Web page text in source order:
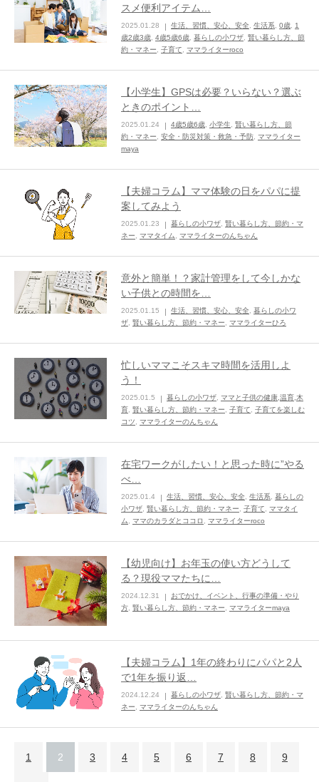
スメ便利アイテム…
2025.01.28 生活、習慣、安心、安全, 生活系, 0歳, 1
歳2歳3歳, 4歳5歳6歳, 暮らしの小ワザ, 賢い暮らし方、節
約・マネー, 子育て, ママライターroco
【小学生】GPSは必要？いらない？選ぶ
ときのポイント…
2025.01.24 4歳5歳6歳, 小学生, 賢い暮らし方、節
約・マネー, 安全・防災対策・救急・予防, ママライター
maya
【夫婦コラム】ママ体験の日をパパに提
案してみよう
2025.01.23 暮らしの小ワザ, 賢い暮らし方、節約・マ
ネー, ママタイム, ママライターのんちゃん
意外と簡単！？家計管理をして今しかな
い子供との時間を…
2025.01.15 生活、習慣、安心、安全, 暮らしの小ワ
ザ, 賢い暮らし方、節約・マネー, ママライターひろ
忙しいママこそスキマ時間を活用しよ
う！
2025.01.5 暮らしの小ワザ, ママと子供の健康,温育,木
育, 賢い暮らし方、節約・マネー, 子育て, 子育てを楽しむ
コツ, ママライターのんちゃん
在宅ワークがしたい！と思った時に”やる
べ…
2025.01.4 生活、習慣、安心、安全, 生活系, 暮らしの
小ワザ, 賢い暮らし方、節約・マネー, 子育て, ママタイ
ム, ママのカラダとココロ , ママライターroco
【幼児向け】お年玉の使い方どうして
る？現役ママたちに…
2024.12.31
おでかけ、イベント、行事の準備・やり
方, 賢い暮らし方、節約・マネー, ママライターmaya
【夫婦コラム】1年の終わりにパパと2人
で1年を振り返…
2024.12.24 暮らしの小ワザ 賢い暮らし方、節約・マ
ネー
ママライターのんちゃん
1 2 3 4 5 6 7 8 9